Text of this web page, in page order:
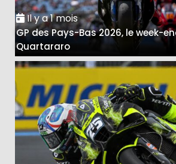
Il y a 1 mois
GP des Pays-Bas 2026, le week-
Quartararo